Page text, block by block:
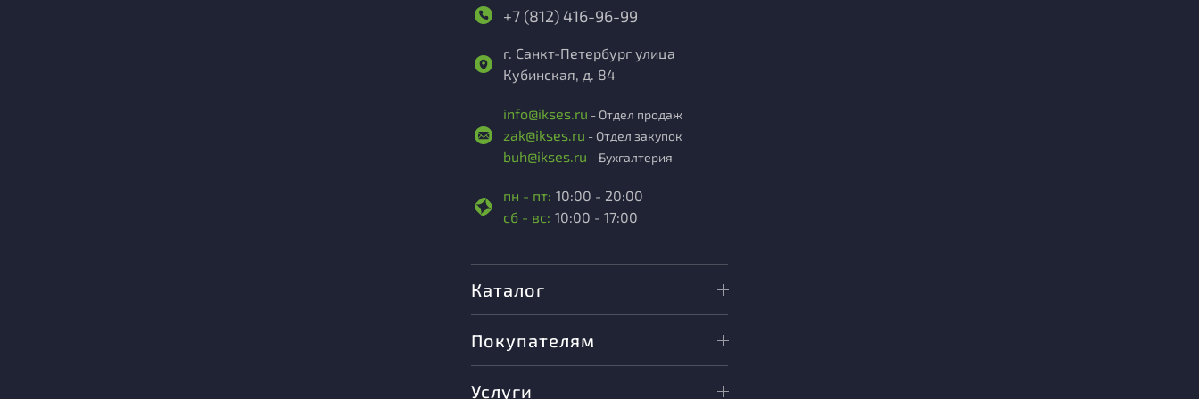
+7 (812) 416-96-99
г. Санкт-Петербург улица
Кубинская, д. 84
info@ikses.ru - Отдел продаж
zak@ikses.ru - Отдел закупок
buh@ikses.ru - Бухгалтерия
пн - пт: 10:00 - 20:00
сб - вс: 10:00 - 17:00
Каталог
Покупателям
Услуги